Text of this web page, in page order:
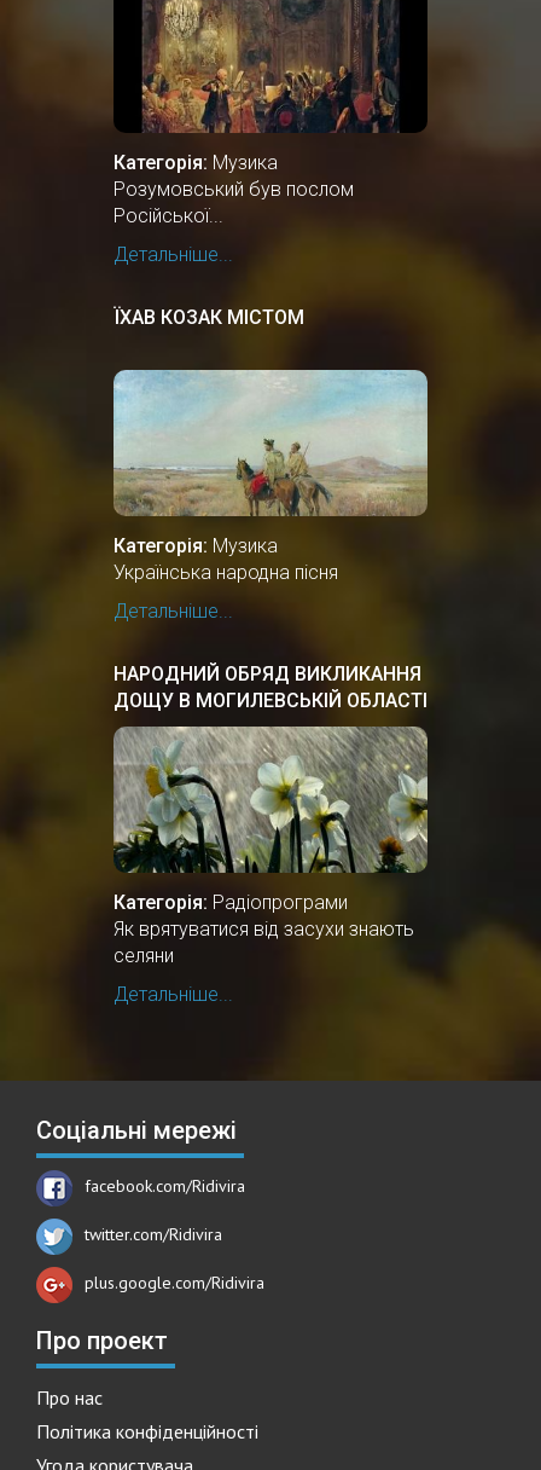
УКРАЇНИ, ГРАФУ АНДРІЮ
РОЗУМОВСЬКОМУ.
Категорія: Музика
Розумовський був послом
Російської...
Детальніше...
ЇХАВ КОЗАК МІСТОМ
Категорія: Музика
Українська народна пісня
Детальніше...
НАРОДНИЙ ОБРЯД ВИКЛИКАННЯ
ДОЩУ В МОГИЛЕВСЬКІЙ ОБЛАСТІ
БІЛОЇ РУСІ
Категорія: Радіопрограми
Як врятуватися від засухи знають
селяни
Детальніше...
Соціальні мережі
facebook.com/Ridivira
twitter.com/Ridivira
plus.google.com/Ridivira
Про проект
Про нас
Політика конфіденційності
Угода користувача